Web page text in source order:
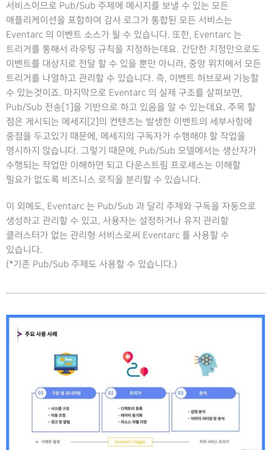
서비스이므로 Pub/Sub 주제에 메시지를 보낼 수 있는 모든
애플리케이션을 포함하여 감사 로그가 통합된 모든 서비스는
Eventarc 의 이벤트 소스가 될 수 있습니다. 또한, Eventarc 는
트리거를 통해서 라우팅 규칙을 지정하는데요. 간단한 지정만으로도
이벤트를 대상지로 전달 할 수 있을 뿐만 아니라, 중앙 위치에서 모든
트리거를 나열하고 관리할 수 있습니다. 즉, 이벤트 허브로써 기능할
수 있는것이죠. 마지막으로 Eventarc 의 실제 구조를 살펴보면,
Pub/Sub 전송[1]을 기반으로 하고 있음을 알 수 있는데요. 주목 할
점은 게시되는 메세지[2]의 컨텐츠는 발생한 이벤트의 세부사항에
중점을 두고있기 때문에, 메세지의 구독자가 수행해야 할 작업을
명시하지 않습니다. 그렇기 때문에, Pub/Sub 모델에서는 생산자가
수행되는 작업만 이해하면 되고 다운스트림 프로세스는 이해할
필요가 없도록 비즈니스 로직을 분리할 수 있습니다.
이 외에도, Eventarc 는 Pub/Sub 과 달리 주제와 구독을 자동으로
생성하고 관리할 수 있고, 사용자는 설정하거나 유지 관리할
클러스터가 없는 관리형 서비스로써 Eventarc 를 사용할 수
있습니다.
(*기존 Pub/Sub 주제도 사용할 수 있습니다.)